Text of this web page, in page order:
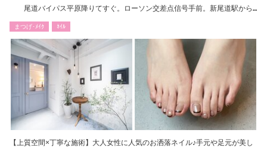
尾道バイパス平原降りてすぐ。ローソン交差点信号手前。新尾道駅から
まつげ･ﾒｲｸ ﾈｲﾙ
【上質空間×丁寧な施術】大人女性に人気のお洒落ネイル♪手元や足元が美し